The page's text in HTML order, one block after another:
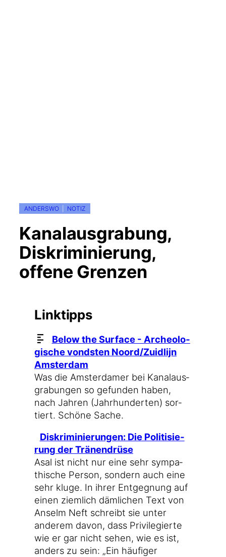
ANDERSWO NOTIZ
Kanalausgrabung,
Diskriminierung,
offene Grenzen
Linktipps
Below the Sur­face - Archeo­lo­
gi­sche vonds­ten Noord/Zuidlijn
Amsterdam
Was die Ams­ter­da­mer bei Kanal­aus­
gra­bun­gen so gefun­den haben,
nach Jah­ren (Jahr­hun­der­ten) sor­
tiert. Schö­ne Sache.
Dis­kri­mi­nie­run­gen: Die Poli­ti­sie­
rung der Tränendrüse
Asal ist nicht nur eine sehr sym­pa­
thi­sche Per­son, son­dern auch eine
sehr klu­ge. In ihrer Ent­geg­nung auf
einen ziem­lich däm­li­chen Text von
Anselm Neft schreibt sie unter
ande­rem davon, dass Pri­vi­le­gier­te
wie er gar nicht sehen, wie es ist,
anders zu sein: „Ein häu­fi­ger